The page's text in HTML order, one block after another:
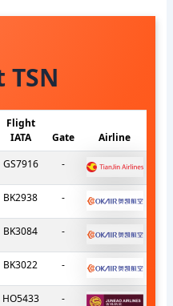
Flight
IATA
Gate
Airline
GS7916 -
BK2938 -
BK3084 -
BK3022 -
HO5433 -